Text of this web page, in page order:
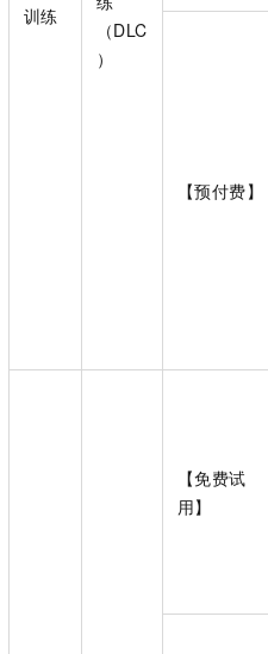
训练
（DLC
）
【预付费】
【免费试
用】